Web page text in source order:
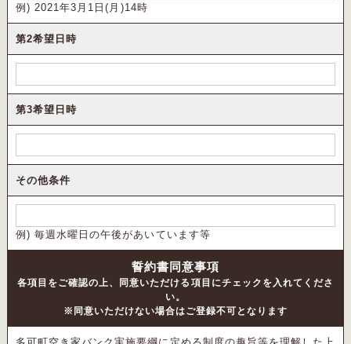
例) 2021年3月1日(月)14時
第2希望日時
第3希望日時
その他条件
例) 毎週水曜日の午後があいています等
誓約書同意事項
各項目をご確認の上、同意いただける項目にチェックを入れてくださ
い。
※同意いただけない場合はご登録不可となります